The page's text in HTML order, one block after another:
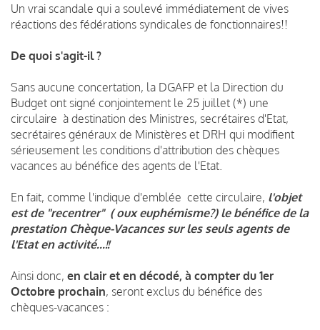
Un vrai scandale qui a soulevé immédiatement de vives
réactions des fédérations syndicales de fonctionnaires!!
De quoi s'agit-il ?
Sans aucune concertation, la DGAFP et la Direction du
Budget ont signé conjointement le 25 juillet (*) une
circulaire à destination des Ministres, secrétaires d'Etat,
secrétaires généraux de Ministères et DRH qui modifient
sérieusement les conditions d'attribution des chèques
vacances au bénéfice des agents de l'Etat.
En fait, comme l'indique d'emblée cette circulaire, l'objet
est de "recentrer" ( oux euphémisme?) le bénéfice de la
prestation Chèque-Vacances sur les seuls agents de
l'Etat en activité...!!
Ainsi donc, en clair et en décodé, à compter du 1er
Octobre prochain, seront exclus du bénéfice des
chèques-vacances :